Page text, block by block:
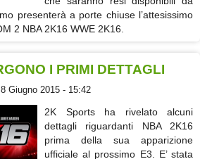
presenterà a porte chiuse l’attesissimo
2 NBA 2K16 WWE 2K16.
I PRIMI DETTAGLI
Giugno 2015 - 15:42
2K Sports ha rivelato alcuni
dettagli riguardanti NBA 2K16
prima della sua apparizione
ufficiale al prossimo E3. E’ stata